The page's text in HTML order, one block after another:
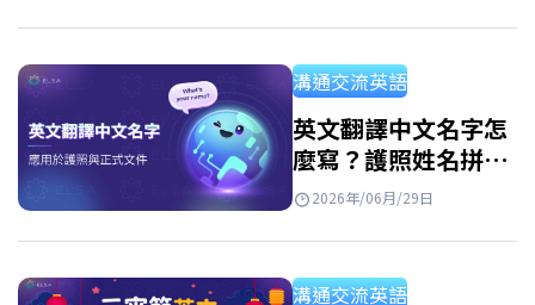
Alice 高貴、優雅 愛麗絲 Amelia 勤奮、努力 艾
蜜莉亞…
溝通交流英語
英文翻譯中文名字怎
麼寫？護照姓名拼音
規則與常見名字對照
2026年/06月/29日
溝通交流英語